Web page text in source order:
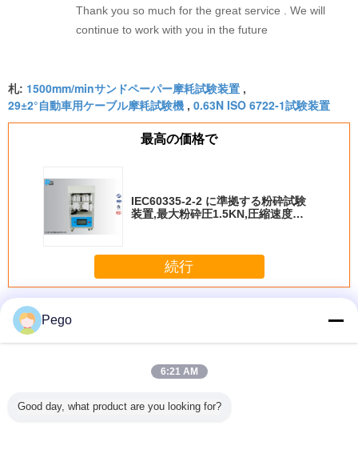
Thank you so much for the great service . We will
continue to work with you in the future
札: 1500mm/minサンドペーパー摩耗試験装置 ,
29±2°自動車用ケーブル摩耗試験機 , 0.63N ISO 6722-1試験装置
最高の価格で
IEC60335-2-2 に準拠する粉砕試験
装置,最大粉砕圧1.5KN,圧縮速度
続行
多くケーブルの試験装置
に準拠
トル試
IEC60335-2-2 に
準拠するアブラー
IEC60335-2-2 に
準拠する粉砕試験
Pego
6:21 AM
Good day, what product are you looking for?